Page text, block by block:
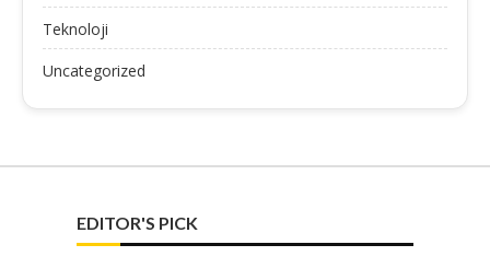
Teknoloji
Uncategorized
EDITOR'S PICK